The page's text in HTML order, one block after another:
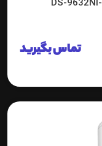
تماس بگیرید